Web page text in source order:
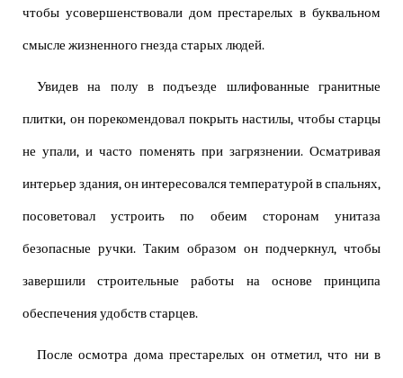
чтобы усовершенствовали дом престарелых в буквальном
смысле жизненного гнезда старых людей.
Увидев на полу в подъезде шлифованные гранитные
плитки, он порекомендовал покрыть настилы, чтобы старцы
не упали, и часто поменять при загрязнении. Осматривая
интерьер здания, он интересовался температурой в спальнях,
посоветовал устроить по обеим сторонам унитаза
безопасные ручки. Таким образом он подчеркнул, чтобы
завершили строительные работы на основе принципа
обеспечения удобств старцев.
После осмотра дома престарелых он отметил, что ни в